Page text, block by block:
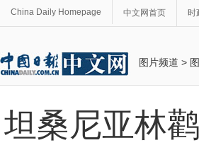
China Daily Homepage 中文网首页 时
图片频道 >
坦桑尼亚林